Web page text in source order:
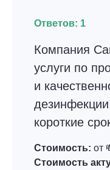
Ответов: 1
Компания
услуги по
и
короткие
Стоимость: от
Стоимость